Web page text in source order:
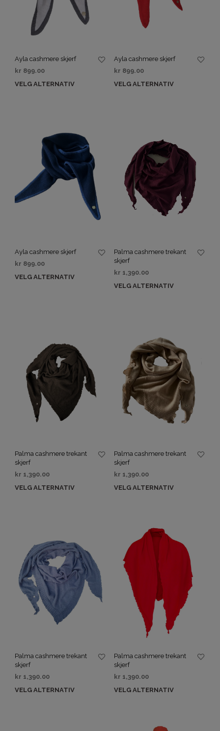
Ayla cashmere skjerf
kr 899.00
VELG ALTERNATIV
Ayla cashmere skjerf
kr 899.00
VELG ALTERNATIV
Ayla cashmere skjerf
kr 899.00
VELG ALTERNATIV
Palma cashmere trekant
skjerf
kr 1,390.00
VELG ALTERNATIV
Palma cashmere trekant
skjerf
kr 1,390.00
VELG ALTERNATIV
Palma cashmere trekant
skjerf
kr 1,390.00
VELG ALTERNATIV
Palma cashmere trekant
skjerf
kr 1,390.00
VELG ALTERNATIV
Palma cashmere trekant
skjerf
kr 1,390.00
VELG ALTERNATIV